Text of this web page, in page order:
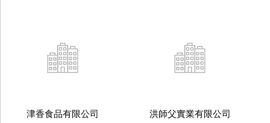
津香食品有限公司 洪師父實業有限公司